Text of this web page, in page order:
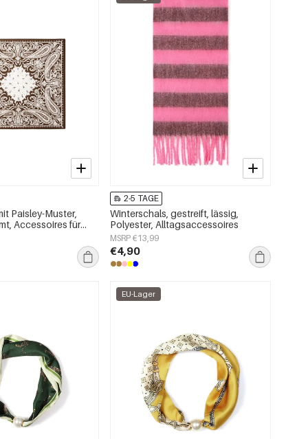
Paisley-Muster,
Accessoires für
2-5 TAGE
Winterschals, gestreift, lässig,
Polyester, Alltagsaccessoires
MSRP €13,99
€4,90
EU-Lager